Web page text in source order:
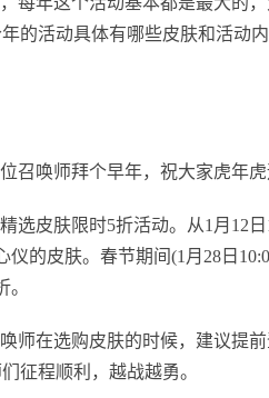
的活动具体有哪些皮肤和活动
召唤师拜个早年，祝大家虎年虎
选皮肤限时5折活动。从1月12
的皮肤。春节期间(1月28日
师在选购皮肤的时候，建议提
征程顺利，越战越勇。